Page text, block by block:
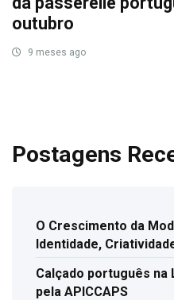
outubro
9 meses ago
Postagens
O Crescimento da
Identidade,
Calçado português na
pela APICCAPS